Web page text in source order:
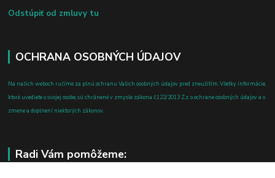
Odstúpiť od zmluvy tu
OCHRANA OSOBNÝCH ÚDAJOV
Na našich weboch ručíme za plnú ochranu Vašich osobných údajov pred zneužitím. Všetky informácie,
ktoré uvediete o svojej osobe, sú chránené v zmysle zákona č.122/2013 Z.z. o ochrane osobných údajov a o
zmene a doplnení niektorých zákonov.
Radi Vám pomôžeme: